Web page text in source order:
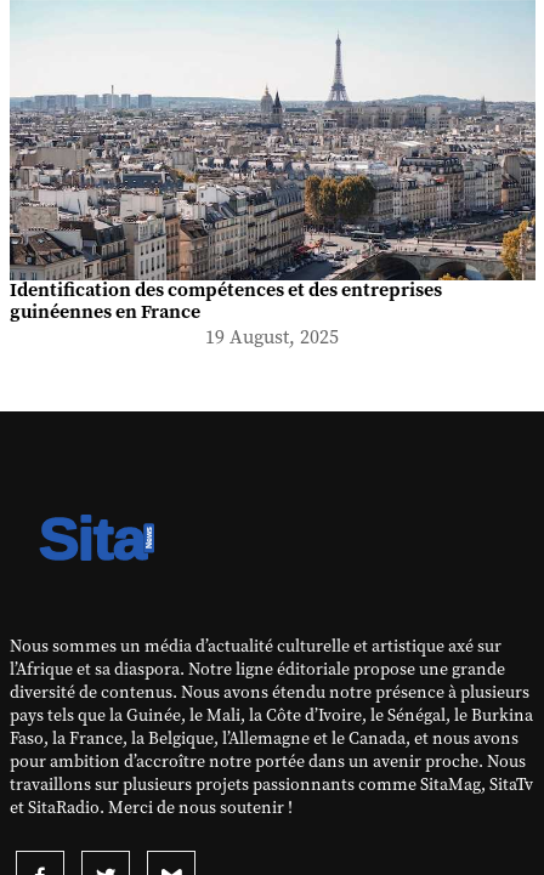
Identification des compétences et des entreprises
guinéennes en France
19 August, 2025
Nous sommes un média d’actualité culturelle et artistique axé sur
l’Afrique et sa diaspora. Notre ligne éditoriale propose une grande
diversité de contenus. Nous avons étendu notre présence à plusieurs
pays tels que la Guinée, le Mali, la Côte d’Ivoire, le Sénégal, le Burkina
Faso, la France, la Belgique, l’Allemagne et le Canada, et nous avons
pour ambition d’accroître notre portée dans un avenir proche. Nous
travaillons sur plusieurs projets passionnants comme SitaMag, SitaTv
et SitaRadio. Merci de nous soutenir !